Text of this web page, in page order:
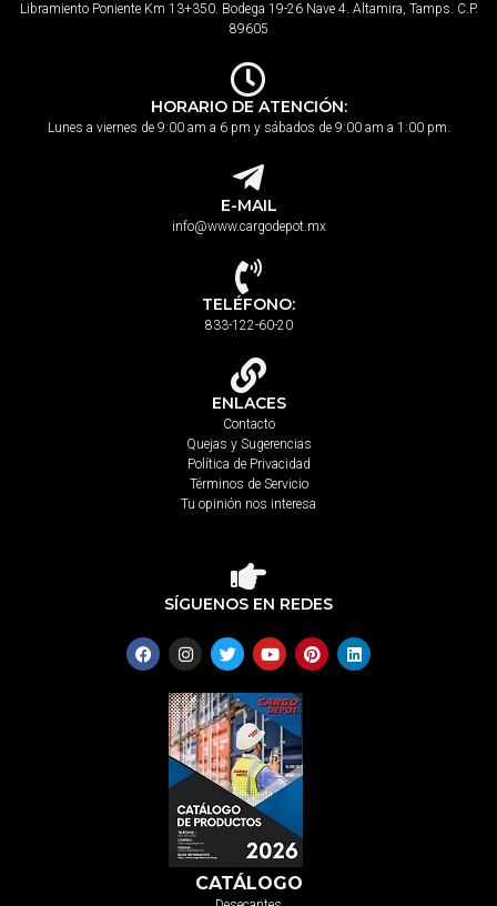
Libramiento Poniente Km 13+350. Bodega 19-26 Nave 4. Altamira, Tamps. C.P.
89605
HORARIO DE ATENCIÓN:
Lunes a viernes de 9:00 am a 6 pm y sábados de 9:00 am a 1:00 pm.
E-MAIL
info@www.cargodepot.mx
TELÉFONO:
833-122-60-20
ENLACES
Contacto
Quejas y Sugerencias
Política de Privacidad
Términos de Servicio
Tu opinión nos interesa
SÍGUENOS EN REDES
CATÁLOGO